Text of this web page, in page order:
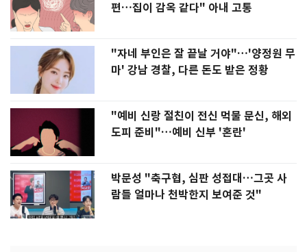
편…집이 감옥 같다" 아내 고통
"자네 부인은 잘 끝날 거야"…'양정원 무
마' 강남 경찰, 다른 돈도 받은 정황
"예비 신랑 절친이 전신 먹물 문신, 해외
도피 준비"…예비 신부 '혼란'
박문성 "축구협, 심판 성접대…그곳 사
람들 얼마나 천박한지 보여준 것"